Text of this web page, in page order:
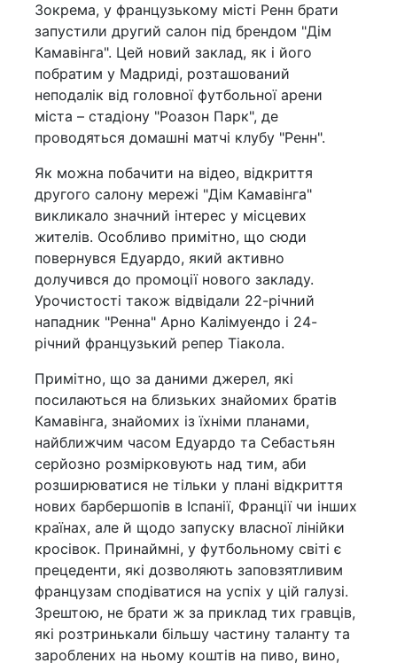
Зокрема, у французькому місті Ренн брати
запустили другий салон під брендом "Дім
Камавінга". Цей новий заклад, як і його
побратим у Мадриді, розташований
неподалік від головної футбольної арени
міста – стадіону "Роазон Парк", де
проводяться домашні матчі клубу "Ренн".
Як можна побачити на відео, відкриття
другого салону мережі "Дім Камавінга"
викликало значний інтерес у місцевих
жителів. Особливо примітно, що сюди
повернувся Едуардо, який активно
долучився до промоції нового закладу.
Урочистості також відвідали 22-річний
нападник "Ренна" Арно Калімуендо і 24-
річний французький репер Тіакола.
Примітно, що за даними джерел, які
посилаються на близьких знайомих братів
Камавінга, знайомих із їхніми планами,
найближчим часом Едуардо та Себастьян
серйозно розмірковують над тим, аби
розширюватися не тільки у плані відкриття
нових барбершопів в Іспанії, Франції чи інших
країнах, але й щодо запуску власної лінійки
кросівок. Принаймні, у футбольному світі є
прецеденти, які дозволяють заповзятливим
французам сподіватися на успіх у цій галузі.
Зрештою, не брати ж за приклад тих гравців,
які розтринькали більшу частину таланту та
зароблених на ньому коштів на пиво, вино,